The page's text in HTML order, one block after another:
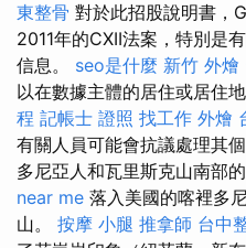
東整骨 對於此招股說明書，
2011年的CXII法案，特別是
信息。 seo是什麼 新竹 外燴
以在數據主體的居住或居住
程 記帳士 證照 找工作 外燴
有關人員可能會抗議處理其
多尼亞人和瓦里斯克山南部
near me 落入美國的喀裡多
山。 按摩 小腿 推拿師 台中